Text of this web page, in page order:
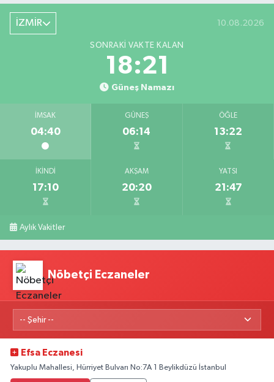
İZMİR 10.08.2026
SONRAKI VAKTE KALAN
18:20
Güneş Namazı
İMSAK
04:40
GÜNEŞ
06:14
ÖĞLE
13:22
İKINDI
17:10
AKŞAM
20:20
YATSI
21:47
Aylık Vakitler
Nöbetçi Eczaneler
Efsa Eczanesi
Yakuplu Mahallesi, Hürriyet Bulvarı No:7A 1 Beylikdüzü İstanbul